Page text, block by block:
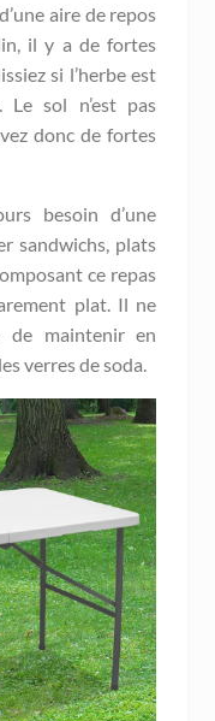
aire de repos
il y a de fortes
si l’herbe est
sol n’est pas
donc de fortes
besoin d’une
sandwichs, plats
ce repas
plat. Il ne
de maintenir en
verres de soda.